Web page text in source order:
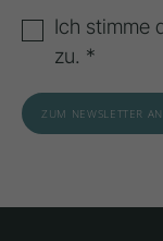
Ich stimme
zu. *